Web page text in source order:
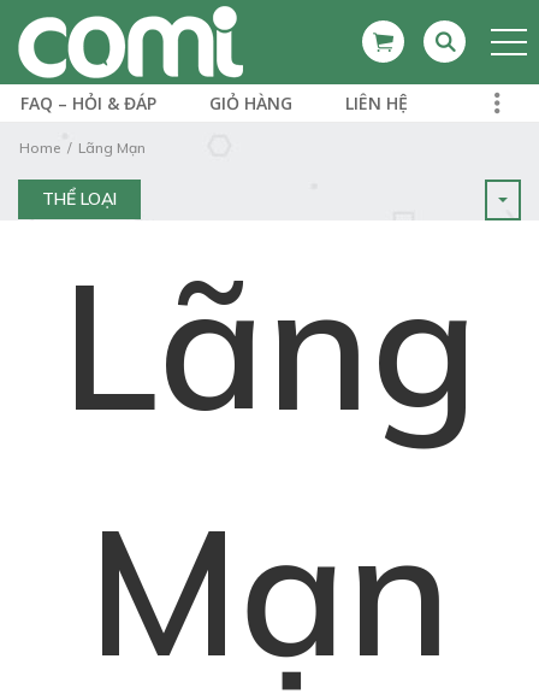
FAQ – HỎI & ĐÁP GIỎ HÀNG LIÊN HỆ
Home Lãng Mạn
THỂ LOẠI
Lãng
Mạn